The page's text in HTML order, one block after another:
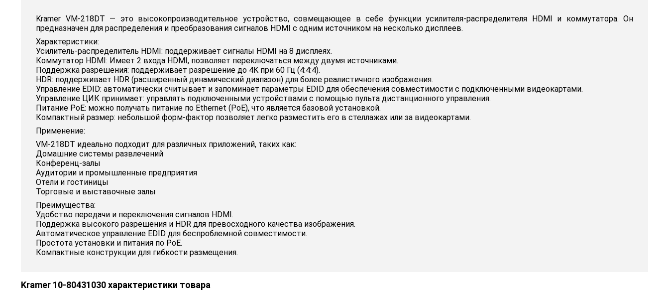
Kramer VM-218DT — это высокопроизводительное устройство, совмещающее в себе функции усилителя-распределителя HDMI и коммутатора. Он
предназначен для распределения и преобразования сигналов HDMI с одним источником на несколько дисплеев.
Характеристики:
Усилитель-распределитель HDMI: поддерживает сигналы HDMI на 8 дисплеях.
Коммутатор HDMI: Имеет 2 входа HDMI, позволяет переключаться между двумя источниками.
Поддержка разрешения: поддерживает разрешение до 4K при 60 Гц (4:4:4).
HDR: поддерживает HDR (расширенный динамический диапазон) для более реалистичного изображения.
Управление EDID: автоматически считывает и запоминает параметры EDID для обеспечения совместимости с подключенными видеокартами.
Управление ЦИК принимает: управлять подключенными устройствами с помощью пульта дистанционного управления.
Питание PoE: можно получать питание по Ethernet (PoE), что является базовой установкой.
Компактный размер: небольшой форм-фактор позволяет легко разместить его в стеллажах или за видеокартами.
Применение:
VM-218DT идеально подходит для различных приложений, таких как:
Домашние системы развлечений
Конференц-залы
Аудитории и промышленные предприятия
Отели и гостиницы
Торговые и выставочные залы
Преимущества:
Удобство передачи и переключения сигналов HDMI.
Поддержка высокого разрешения и HDR для превосходного качества изображения.
Автоматическое управление EDID для беспроблемной совместимости.
Простота установки и питания по PoE.
Компактные конструкции для гибкости размещения.
Kramer 10-80431030 характеристики товара